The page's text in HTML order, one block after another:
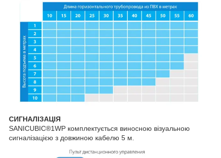
СИГНАЛІЗАЦІЯ
SANICUBIC®1WP комплектується виносною візуальною
сигналізацією з довжиною кабелю 5 м.